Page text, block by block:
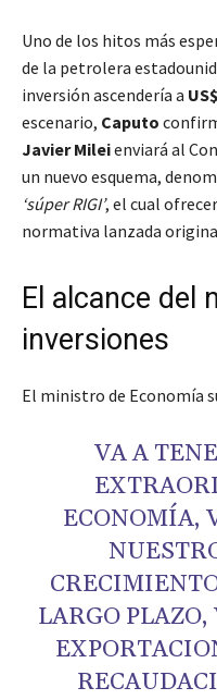
Uno de los hitos más
de la petrolera
inversión ascendería a
escenario, Caputo
Javier Mileienviará al
un nuevo esquema,
‘súper RIGI’, el cual
normativa lanzada
El alcance del
inversiones
El ministro de Economía
VA A
ECONOMÍA,
LARGO